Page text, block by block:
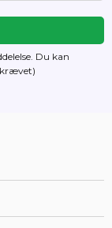
Du kan